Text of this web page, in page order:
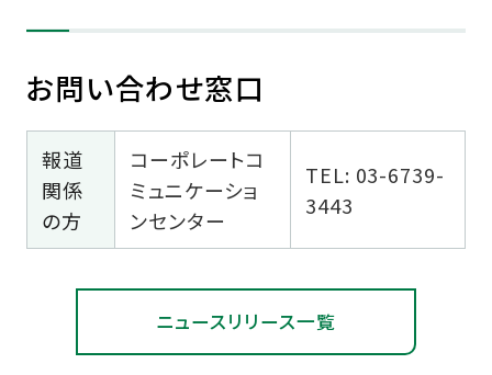
お問い合わせ窓口
報道
関係
の方
コーポレートコ
ミュニケーショ
ンセンター
TEL: 03-6739-
3443
ニュースリリース一覧